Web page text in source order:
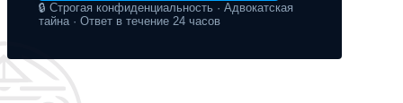
🔒 Строгая конфиденциальность · Адвокатская
тайна · Ответ в течение 24 часов